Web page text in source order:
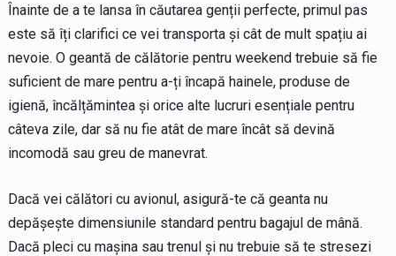
Înainte de a te lansa în căutarea genții perfecte, primul pas
este să îți clarifici ce vei transporta și cât de mult spațiu ai
nevoie. O geantă de călătorie pentru weekend trebuie să fie
suficient de mare pentru a-ți încapă hainele, produse de
igienă, încălțămintea și orice alte lucruri esențiale pentru
câteva zile, dar să nu fie atât de mare încât să devină
incomodă sau greu de manevrat.
Dacă vei călători cu avionul, asigură-te că geanta nu
depășește dimensiunile standard pentru bagajul de mână.
Dacă pleci cu mașina sau trenul și nu trebuie să te stresezi